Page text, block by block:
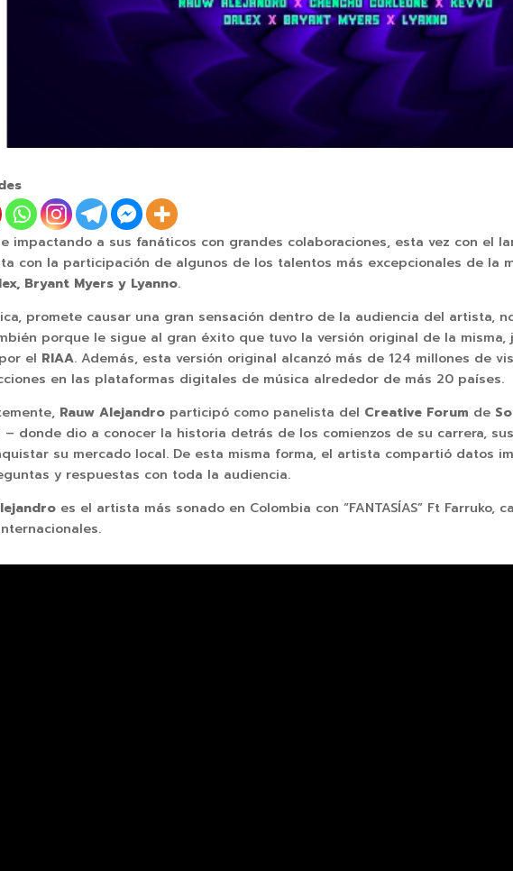
impactando a sus fanáticos con grandes colaboraciones, esta vez con el
con la participación de algunos de los talentos más excepcionales de la
Bryant Myers y Lyanno.
promete causar una gran sensación dentro de la audiencia del artista,
porque le sigue al gran éxito que tuvo la versión original de la misma,
el RIAA. Además, esta versión original alcanzó más de 124 millones de
en las plataformas digitales de música alrededor de más 20 países.
Rauw Alejandro participó como panelista del Creative Forum de
– donde dio a conocer la historia detrás de los comienzos de su carrera,
su mercado local. De esta misma forma, el artista compartió datos
y respuestas con toda la audiencia.
es el artista más sonado en Colombia con “FANTASÍAS” Ft